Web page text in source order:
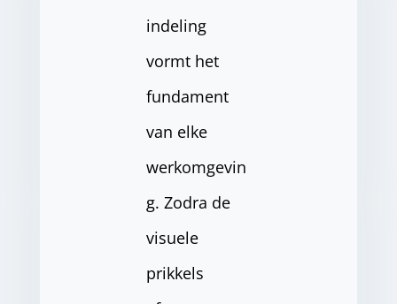
indeling
vormt het
fundament
van elke
werkomgevin
g. Zodra de
visuele
prikkels